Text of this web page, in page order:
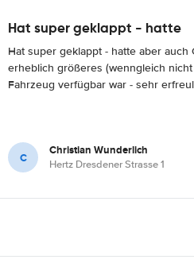
Hat super geklappt - hatte
Hat super geklappt - hatte aber auch
erheblich größeres (wenngleich
Fahrzeug verfügbar war - sehr
C Christian Wunderlich
Hertz Dresdener Strasse 1